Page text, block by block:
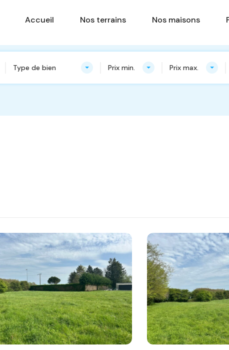
Accueil Nos terrains
Accueil Nos terrains Nos maisons
Type de bien Prix min. Prix max.